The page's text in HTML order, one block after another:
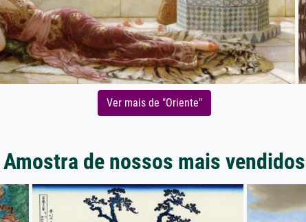
Ver mais de "Oriente"
Amostra de nossos mais vendidos